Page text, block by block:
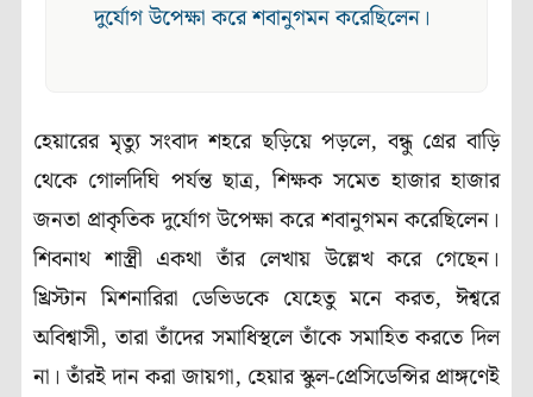
দুর্যোগ উপেক্ষা করে শবানুগমন করেছিলেন।
হেয়ারের মৃত্যু সংবাদ শহরে ছড়িয়ে পড়লে, বন্ধু গ্রের বাড়ি
থেকে গোলদিঘি পর্যন্ত ছাত্র, শিক্ষক সমেত হাজার হাজার
জনতা প্রাকৃতিক দুর্যোগ উপেক্ষা করে শবানুগমন করেছিলেন।
শিবনাথ শাস্ত্রী একথা তাঁর লেখায় উল্লেখ করে গেছেন।
খ্রিস্টান মিশনারিরা ডেভিডকে যেহেতু মনে করত, ঈশ্বরে
অবিশ্বাসী, তারা তাঁদের সমাধিস্থলে তাঁকে সমাহিত করতে দিল
না। তাঁরই দান করা জায়গা, হেয়ার স্কুল-প্রেসিডেন্সির প্রাঙ্গণেই